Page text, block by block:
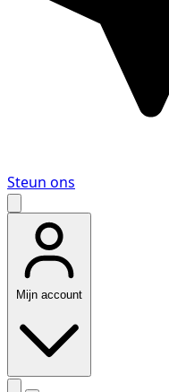
Steun ons
Mijn account